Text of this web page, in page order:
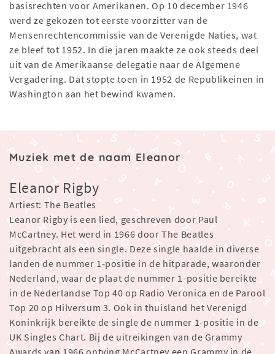
basisrechten voor Amerikanen. Op 10 december 1946
werd ze gekozen tot eerste voorzitter van de
Mensenrechtencommissie van de Verenigde Naties, wat
ze bleef tot 1952. In die jaren maakte ze ook steeds deel
uit van de Amerikaanse delegatie naar de Algemene
Vergadering. Dat stopte toen in 1952 de Republikeinen in
Washington aan het bewind kwamen.
Muziek met de naam Eleanor
Eleanor Rigby
Artiest: The Beatles
Leanor Rigby is een lied, geschreven door Paul
McCartney. Het werd in 1966 door The Beatles
uitgebracht als een single. Deze single haalde in diverse
landen de nummer 1-positie in de hitparade, waaronder
Nederland, waar de plaat de nummer 1-positie bereikte
in de Nederlandse Top 40 op Radio Veronica en de Parool
Top 20 op Hilversum 3. Ook in thuisland het Verenigd
Koninkrijk bereikte de single de nummer 1-positie in de
UK Singles Chart. Bij de uitreikingen van de Grammy